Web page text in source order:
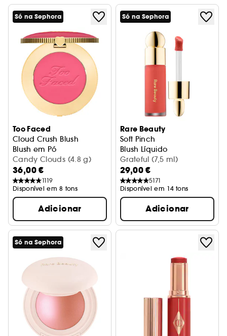
Só na Sephora
Too Faced
Cloud Crush Blush
Blush em Pó
Candy Clouds (4.8 g)
36,00 €
1119
Disponível em 8 tons
Adicionar
Só na Sephora
Rare Beauty
Soft Pinch
Blush Líquido
Grateful (7,5 ml)
29,00 €
5171
Disponível em 14 tons
Adicionar
Só na Sephora